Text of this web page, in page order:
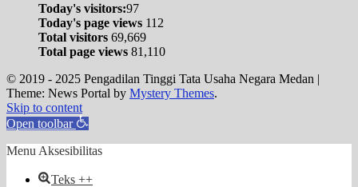
Today's visitors:97
Today's page views 112
Total visitors 69,669
Total page views 81,110
© 2019 - 2025 Pengadilan Tinggi Tata Usaha Negara Medan |
Theme: News Portal by Mystery Themes.
Skip to content
Open toolbar
Menu Aksesibilitas
Teks ++